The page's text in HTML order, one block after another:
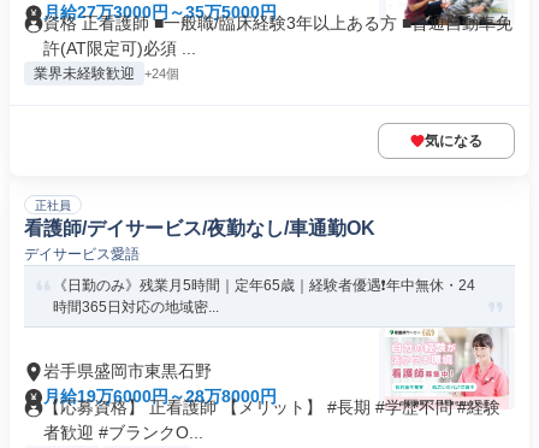
月給27万3000円～35万5000円
資格 正看護師 ■一般職/臨床経験3年以上ある方 ■普通自動車免
許(AT限定可)必須 ...
業界未経験歓迎 +24個
気になる
正社員
看護師/デイサービス/夜勤なし/車通勤OK
デイサービス愛語
《日勤のみ》残業月5時間｜定年65歳｜経験者優遇❗️年中無休・24
時間365日対応の地域密...
岩手県盛岡市東黒石野
月給19万6000円～28万8000円
【応募資格】 正看護師 【メリット】 #長期 #学歴不問 #経験
者歓迎 #ブランクO...